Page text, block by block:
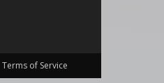
Terms of Service